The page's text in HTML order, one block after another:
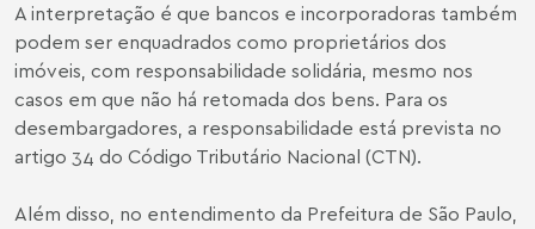
A interpretação é que bancos e incorporadoras também
podem ser enquadrados como proprietários dos
imóveis, com responsabilidade solidária, mesmo nos
casos em que não há retomada dos bens. Para os
desembargadores, a responsabilidade está prevista no
artigo 34 do Código Tributário Nacional (CTN).
Além disso, no entendimento da Prefeitura de São Paulo,